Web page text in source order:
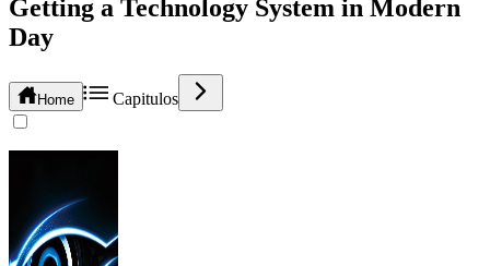
Getting a Technology System in Modern
Day
Home Capitulos